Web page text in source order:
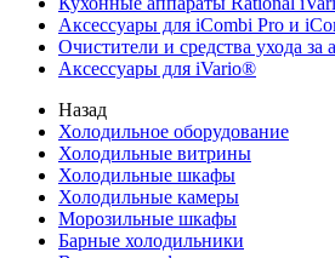
Аксессуары для iCombi Pro и
Очистители и средства ухода за
Аксессуары для iVario®
Назад
Холодильное оборудование
Холодильные витрины
Холодильные шкафы
Холодильные камеры
Морозильные шкафы
Барные холодильники